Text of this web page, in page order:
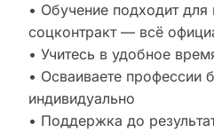
• Обучение подходит для
соцконтракт — всё
• Учитесь в удобное
• Осваиваете профессии
индивидуально
• Поддержка до